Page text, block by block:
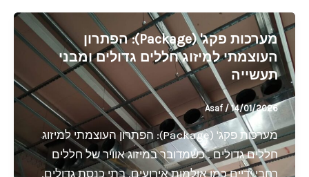
מערכות פקג' (Package): הפתרון
העוצמתי למיזוג חללים גדולים ומבני
תעשייה
Asaf /14/01/2026
מערכות פקג' (Package): הפתרון העוצמתי למיזוג
חללים גדולים . כשמדובר במיזוג אוויר של חללים
רחבי ידיים כמו אולמות אירועים, בתי כנסת גדולים,